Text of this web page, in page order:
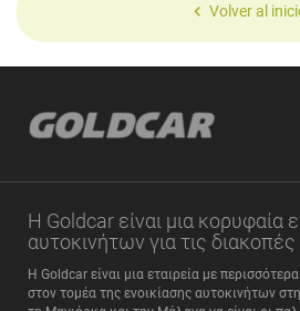
Volver al
Η Goldcar είναι μια κορυφαία
αυτοκινήτων για τις
Η Goldcar είναι μια εταιρεία με
στον τομέα της ενοικίασης αυτοκινήτων